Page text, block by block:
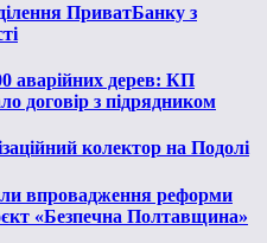
ПриватБанку з
аварійних дерев: КП
договір з підрядником
колектор на Подолі
впровадження реформи
«Безпечна Полтавщина»